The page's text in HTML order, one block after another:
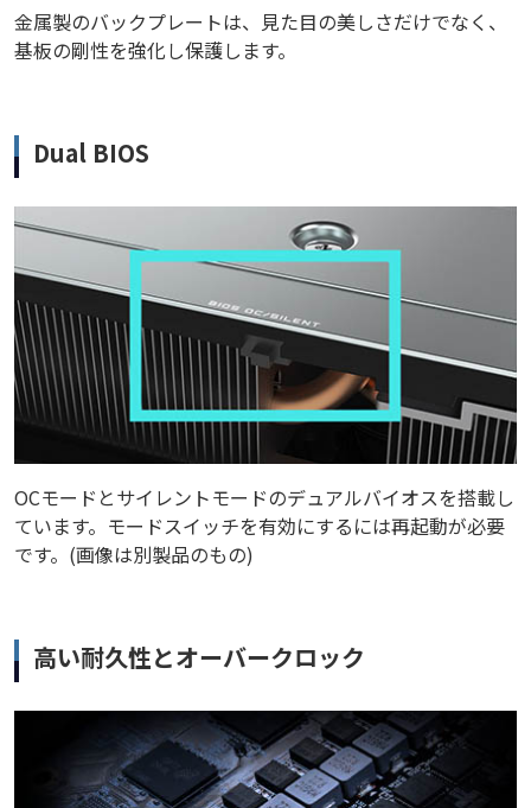
金属製のバックプレートは、見た目の美しさだけでなく、
基板の剛性を強化し保護します。
Dual BIOS
OCモードとサイレントモードのデュアルバイオスを搭載し
ています。モードスイッチを有効にするには再起動が必要
です。(画像は別製品のもの)
高い耐久性とオーバークロック